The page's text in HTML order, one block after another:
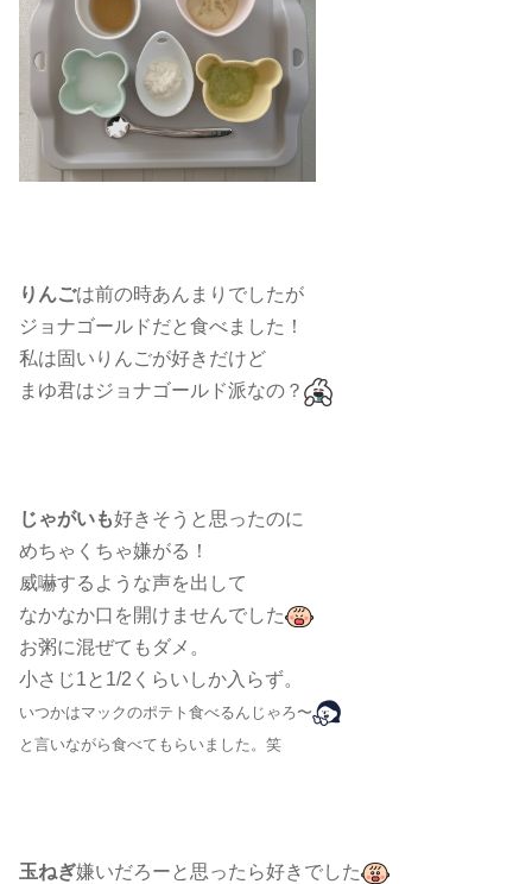
りんごは前の時あんまりでしたが
ジョナゴールドだと食べました！
私は固いりんごが好きだけど
まゆ君はジョナゴールド派なの？
じゃがいも好きそうと思ったのに
めちゃくちゃ嫌がる！
威嚇するような声を出して
なかなか口を開けませんでした
お粥に混ぜてもダメ。
小さじ1と1/2くらいしか入らず。
いつかはマックのポテト食べるんじゃろ〜
と言いながら食べてもらいました。笑
玉ねぎ嫌いだろーと思ったら好きでした